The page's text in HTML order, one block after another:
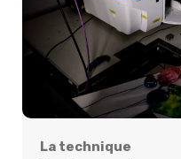
La technique